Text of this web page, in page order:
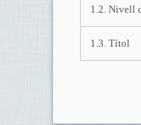
1.2. Nivell
1.3. Títol